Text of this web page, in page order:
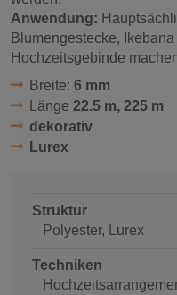
Anwendung:
Blumengestecke,
Hochzeitsgebinde
Breite: 6 mm
Länge 22.5 m, 225 m
dekorativ
Lurex
Struktur
Polyester, Lurex
Techniken